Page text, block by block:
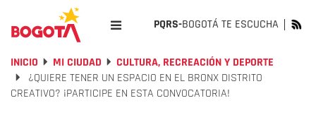
PQRS-BOGOTÁ TE ESCUCHA
INICIO MI CIUDAD
CULTURA, RECREACIÓN Y DEPORTE
¿QUIERE TENER UN ESPACIO EN EL BRONX DISTRITO
CREATIVO? ¡PARTICIPE EN ESTA CONVOCATORIA!